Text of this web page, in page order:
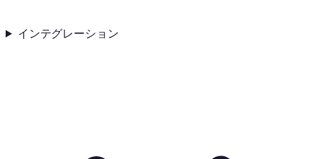
インテグレーション